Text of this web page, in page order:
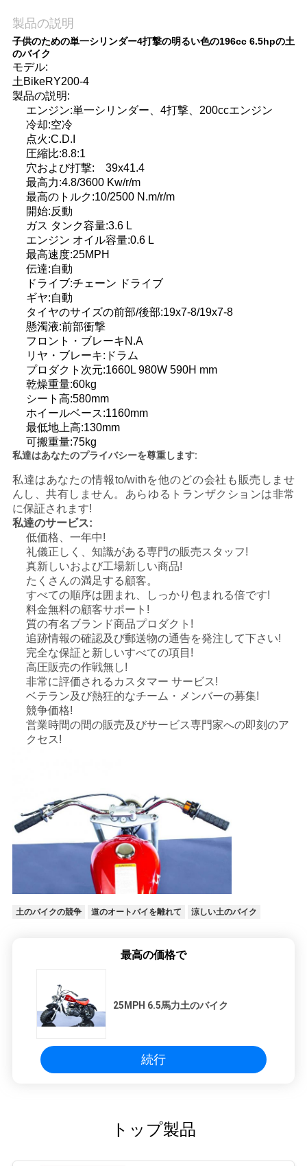
に
連
絡
い
地
ー
製品の説明
子供のための単一シリンダー4打撃の明るい色の196cc 6.5hpの土
のバイク
モデル:
土BikeRY200-4
製品の説明:
エンジン:単一シリンダー、4打撃、200ccエンジン
冷却:空冷
点火:C.D.I
圧縮比:8.8:1
穴および打撃: 39x41.4
最高力:4.8/3600 Kw/r/m
最高のトルク:10/2500 N.m/r/m
開始:反動
ガス タンク容量:3.6 L
エンジン オイル容量:0.6 L
最高速度:25MPH
伝達:自動
ドライブ:チェーン ドライブ
ギヤ:自動
タイヤのサイズの前部/後部:19x7-8/19x7-8
懸濁液:前部衝撃
フロント・ブレーキN.A
リヤ・ブレーキ:ドラム
プロダクト次元:1660L 980W 590H mm
乾燥重量:60kg
シート高:580mm
ホイールベース:1160mm
最低地上高:130mm
可搬重量:75kg
私達はあなたのプライバシーを尊重します:
私達はあなたの情報to/withを他のどの会社も販売しませ
んし、共有しません。あらゆるトランザクションは非常
に保証されます!
私達のサービス:
低価格、一年中!
礼儀正しく、知識がある専門の販売スタッフ!
真新しいおよび工場新しい商品!
たくさんの満足する顧客。
すべての順序は囲まれ、しっかり包まれる倍です!
料金無料の顧客サポート!
質の有名ブランド商品プロダクト!
追跡情報の確認及び郵送物の通告を発注して下さい!
完全な保証と新しいすべての項目!
高圧販売の作戦無し!
非常に評価されるカスタマー サービス!
ベテラン及び熱狂的なチーム・メンバーの募集!
競争価格!
営業時間の間の販売及びサービス専門家への即刻のア
クセス!
土のバイクの競争 道のオートバイを離れて 涼しい土のバイク
最高の価格で
25MPH 6.5馬力土のバイク
続行
トップ製品